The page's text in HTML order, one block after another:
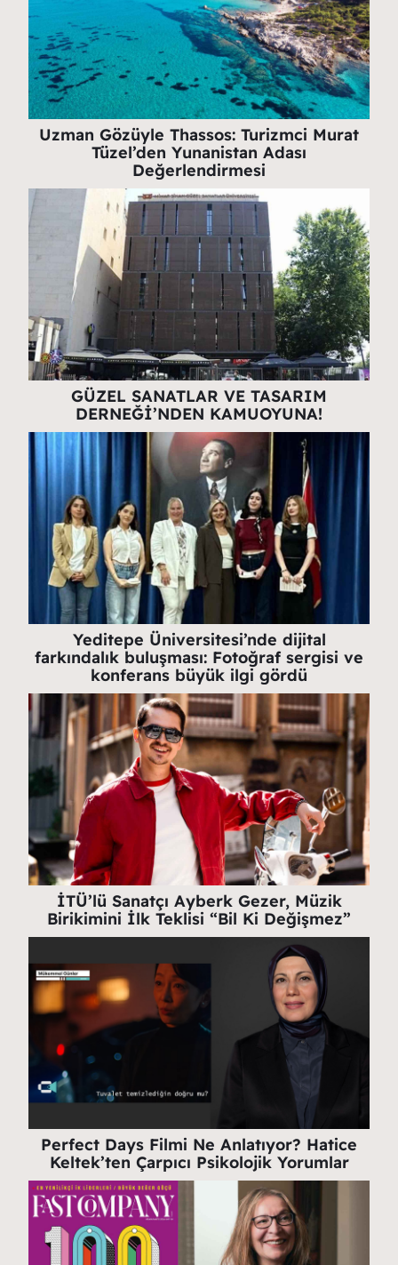
Uzman Gözüyle Thassos: Turizmci Murat
Tüzel’den Yunanistan Adası
Değerlendirmesi
GÜZEL SANATLAR VE TASARIM
DERNEĞİ’NDEN KAMUOYUNA!
Yeditepe Üniversitesi’nde dijital
farkındalık buluşması: Fotoğraf sergisi ve
konferans büyük ilgi gördü
İTÜ’lü Sanatçı Ayberk Gezer, Müzik
Birikimini İlk Teklisi “Bil Ki Değişmez”
Perfect Days Filmi Ne Anlatıyor? Hatice
Keltek’ten Çarpıcı Psikolojik Yorumlar